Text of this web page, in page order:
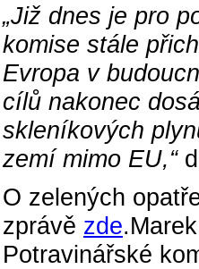
„Již dnes je pro
komise stále
Evropa v
cílů nakonec
skleníkových
zemí mimo EU,“
O zelených
zprávě zde
Potravinářské